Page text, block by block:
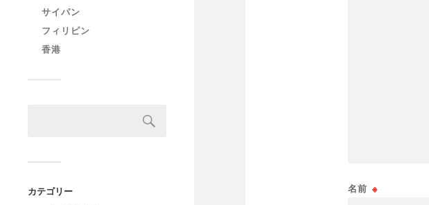
サイパン
フィリピン
香港
カテゴリー
名前 ※